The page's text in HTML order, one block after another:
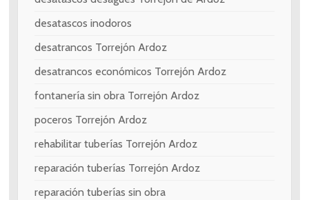
desatascos inodoros
desatrancos Torrejón Ardoz
desatrancos económicos Torrejón Ardoz
fontanería sin obra Torrejón Ardoz
poceros Torrejón Ardoz
rehabilitar tuberías Torrejón Ardoz
reparación tuberías Torrejón Ardoz
reparación tuberías sin obra